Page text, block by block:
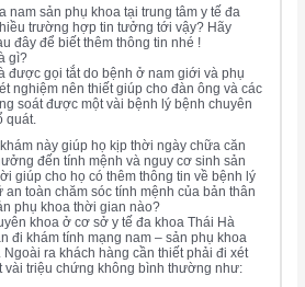
nam sản phụ khoa tại trung tâm y tế đa
trường hợp tin tưởng tới vậy? Hãy
đây để biết thêm thông tin nhé !
gì?
được gọi tắt do bệnh ở nam giới và phụ
nghiệm nên thiết giúp cho đàn ông và các
soát được một vài bệnh lý bệnh chuyên
quát.
này giúp họ kịp thời ngày chữa căn
đến tính mệnh và nguy cơ sinh sản
giúp cho họ có thêm thông tin về bệnh lý
toàn chăm sóc tính mệnh của bản thân
phụ khoa thời gian nào?
khoa ở cơ sở y tế đa khoa Thái Hà
đi khám tính mạng nam – sản phụ khoa
ra khách hàng cần thiết phải đi xét
vài triệu chứng không bình thường như: